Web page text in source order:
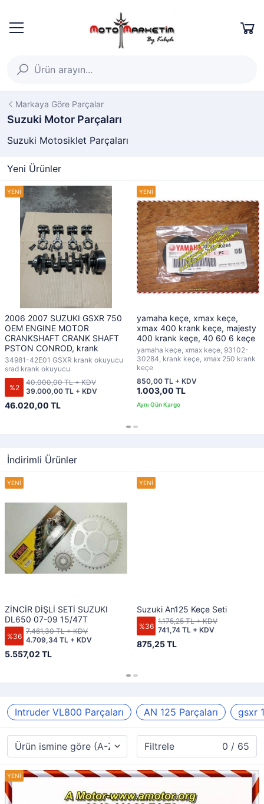
Markaya Göre Parçalar
Suzuki Motor Parçaları
Suzuki Motosiklet Parçaları
Yeni Ürünler
2006 2007 SUZUKI GSXR 750
OEM ENGINE MOTOR
CRANKSHAFT CRANK SHAFT
PSTON CONROD, krank
34981-42E01 GSXR krank okuyucu
srad krank okuyucu
%2
46.020,00 TL
39.000,00 TL + KDV
40.000,00 TL + KDV
yamaha keçe, xmax keçe,
xmax 400 krank keçe, majesty
400 krank keçe, 40 60 6 keçe
yamaha keçe, xmax keçe, 93102-
30284, krank keçe, xmax 250 krank
keçe
1.003,00 TL
850,00 TL + KDV
İndirimli Ürünler
ZİNCİR DİŞLİ SETİ SUZUKI
DL650 07-09 15/47T
%36
5.557,02 TL
4.709,34 TL + KDV
7.461,30 TL + KDV
Suzuki An125 Keçe Seti
%36
875,25 TL
741,74 TL + KDV
1.175,25 TL + KDV
Intruder VL800 Parçaları AN 125 Parçaları gsxr
Filtrele 0 / 65